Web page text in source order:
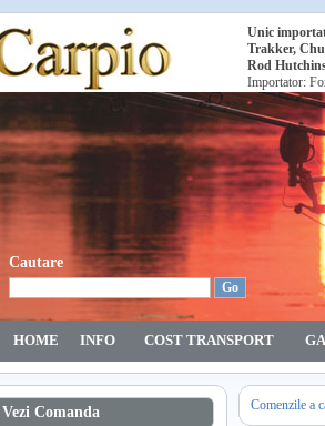
Unic
Trakker,
Rod
Importator:
Cautare
HOME INFO COST TRANSPORT
Vezi Comanda Comenzile a